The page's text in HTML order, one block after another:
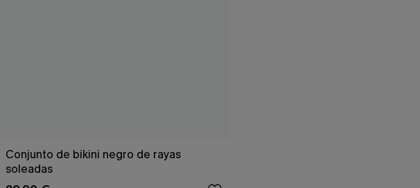
Conjunto de bikini negro de rayas
soleadas